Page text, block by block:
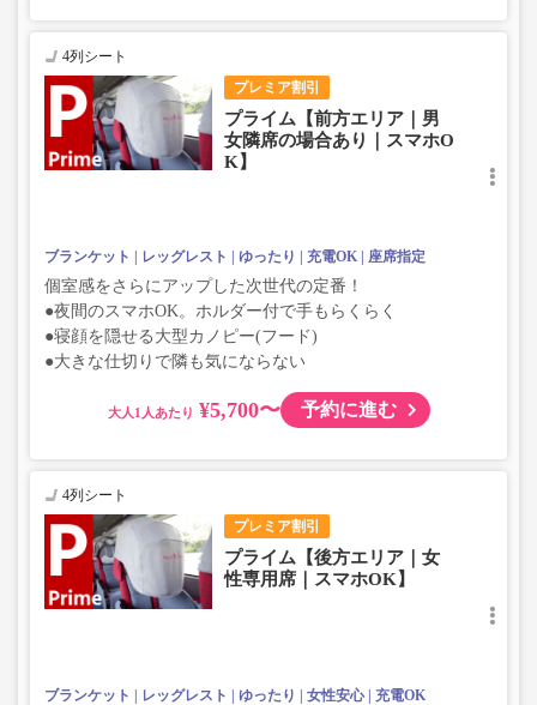
プレミア割引
4列シート
プライム【前方エリア｜男
女隣席の場合あり｜スマホO
K】
ブランケット レッグレスト ゆったり 充電OK 座席指定
個室感をさらにアップした次世代の定番！
●夜間のスマホOK。ホルダー付で手もらくらく
●寝顔を隠せる大型カノピー(フード)
●大きな仕切りで隣も気にならない
大人 ¥5,700〜 予約に進む
プレミア割引
4列シート
プライム【後方エリア｜女
性専用席｜スマホOK】
ブランケット レッグレスト ゆったり 女性安心
充電OK